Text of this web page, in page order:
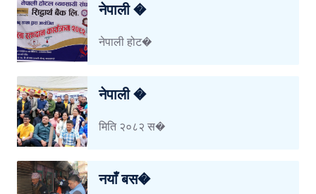
नेपाली �
नेपाली होट�
नेपाली �
मिति २०८२ स�
नयाँ बस�